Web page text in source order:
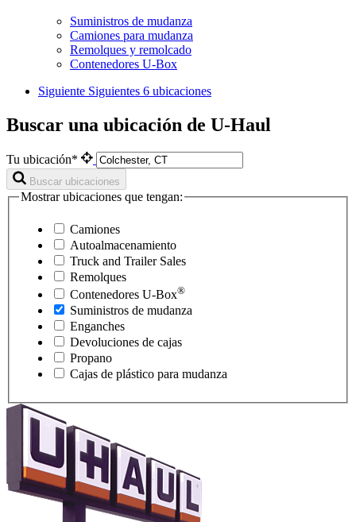
Suministros de mudanza
Camiones para mudanza
Remolques y remolcado
Contenedores U-Box
Siguiente Siguientes 6 ubicaciones
Buscar una ubicación de U-Haul
Tu ubicación*
Buscar ubicaciones
Mostrar ubicaciones que tengan:
Camiones
Autoalmacenamiento
Truck and Trailer Sales
Remolques
Contenedores U-Box®
Suministros de mudanza
Enganches
Devoluciones de cajas
Propano
Cajas de plástico para mudanza